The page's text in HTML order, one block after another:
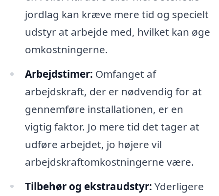
jordlag kan kræve mere tid og specielt
udstyr at arbejde med, hvilket kan øge
omkostningerne.
Arbejdstimer: Omfanget af
arbejdskraft, der er nødvendig for at
gennemføre installationen, er en
vigtig faktor. Jo mere tid det tager at
udføre arbejdet, jo højere vil
arbejdskraftomkostningerne være.
Tilbehør og ekstraudstyr: Yderligere